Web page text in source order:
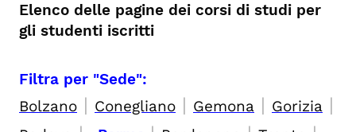
Elenco delle pagine dei corsi di studi per
gli studenti iscritti
Filtra per "Sede":
Bolzano | Conegliano | Gemona | Gorizia |